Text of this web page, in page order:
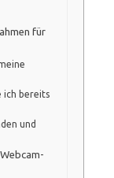
für
ich bereits
und